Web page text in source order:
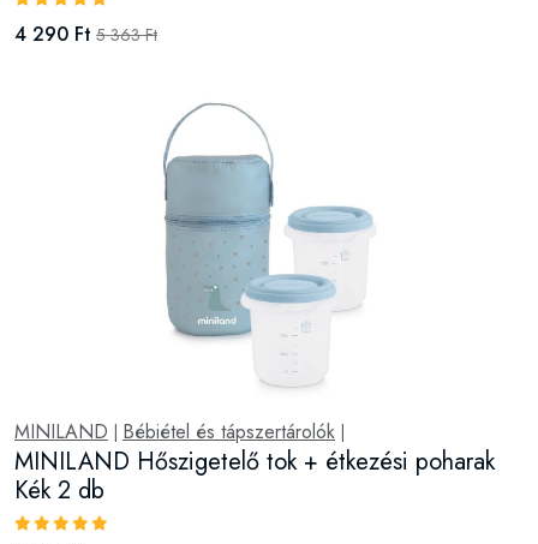
4 290 Ft 5 363 Ft
MINILAND Bébiétel és tápszertárolók
MINILAND Hőszigetelő tok + étkezési poharak
Kék 2 db